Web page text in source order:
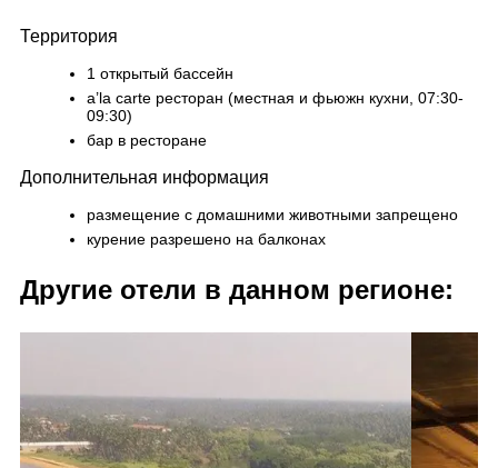
Территория
1 открытый бассейн
a’la carte ресторан (местная и фьюжн кухни, 07:30-
09:30)
бар в ресторане
Дополнительная информация
размещение с домашними животными запрещено
курение разрешено на балконах
Другие отели в данном регионе: